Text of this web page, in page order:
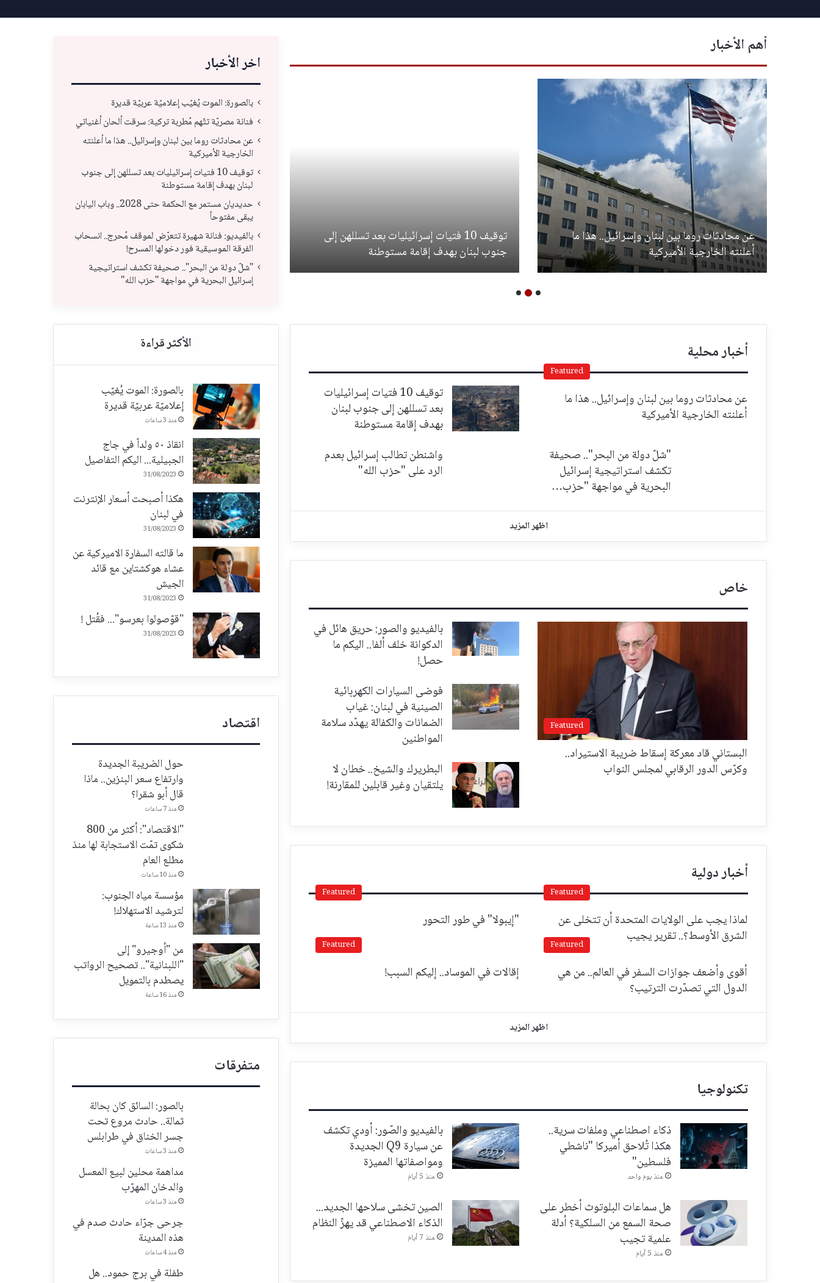
أهم الأخبار
عن محادثات روما بين لبنان وإسرائيل.. هذا ما
أعلنته الخارجية الأميركية
توقيف 10 فتيات إسرائيليات بعد تسللهن إلى
جنوب لبنان بهدف إقامة مستوطنة
حديديان مستمر مع الحكمة حتى 2028.. وباب
اليابان يبقى مفتوحاً
اخر الأخبار
بالصورة: الموت يُغيّب إعلاميّة عربيّة قديرة
فنانة مصريّة تتّهم مُطربة تركية: سرقت ألحان أغنياتي
عن محادثات روما بين لبنان وإسرائيل.. هذا ما أعلنته
الخارجية الأميركية
توقيف 10 فتيات إسرائيليات بعد تسللهن إلى جنوب
لبنان بهدف إقامة مستوطنة
حديديان مستمر مع الحكمة حتى 2028.. وباب اليابان
يبقى مفتوحاً
بالفيديو: فنانة شهيرة تتعرّض لموقف مُحرج.. انسحاب
الفرقة الموسيقية فور دخولها المسرح!
"شلّ دولة من البحر".. صحيفة تكشف استراتيجية
إسرائيل البحرية في مواجهة "حزب الله"
أخبار محلية
Featured
عن محادثات روما بين لبنان وإسرائيل.. هذا ما
أعلنته الخارجية الأميركية
توقيف 10 فتيات إسرائيليات
بعد تسللهن إلى جنوب لبنان
بهدف إقامة مستوطنة
"شلّ دولة من البحر".. صحيفة
تكشف استراتيجية إسرائيل
البحرية في مواجهة "حزب…
واشنطن تطالب إسرائيل بعدم
الرد على "حزب الله"
اظهر المزيد
خاص
Featured
البستاني قاد معركة إسقاط ضريبة الاستيراد..
وكرّس الدور الرقابي لمجلس النواب
بالفيديو والصور: حريق هائل في
الدكوانة خلف ألفا.. اليكم ما
حصل!
فوضى السيارات الكهربائية
الصينية في لبنان: غياب
الضمانات والكفالة يهدّد سلامة
المواطنين
البطريرك والشيخ.. خطان لا
يلتقيان وغير قابلين للمقارنة!
أخبار دولية
Featured
لماذا يجب على الولايات المتحدة أن تتخلى عن
الشرق الأوسط؟.. تقرير يجيب
Featured
"إيبولا" في طور التحور
Featured
أقوى وأضعف جوازات السفر في العالم.. من هي
الدول التي تصدّرت الترتيب؟
Featured
إقالات في الموساد.. إليكم السبب!
اظهر المزيد
تكنولوجيا
ذكاء اصطناعي وملفات سرية..
هكذا تُلاحق أميركا "ناشطي
فلسطين"
منذ يوم واحد
بالفيديو والصّور: أودي تكشف
عن سيارة Q9 الجديدة
ومواصفاتها المميزة
منذ 5 أيام
هل سماعات البلوتوث أخطر على
صحة السمع من السلكية؟ أدلة
علمية تجيب
منذ 5 أيام
الصين تخشى سلاحها الجديد...
الذكاء الاصطناعي قد يهزّ النظام
منذ 7 أيام
بالصورة: الموت يُغيّب
إعلاميّة عربيّة قديرة
منذ 3 ساعات
انقاذ ٥٠ ولداً في جاج
الجبيلية... اليكم التفاصيل
31/08/2023
هكذا أصبحت أسعار الإنترنت
في لبنان
31/08/2023
ما قالته السفارة الاميركية عن
عشاء هوكشتاين مع قائد
الجيش
31/08/2023
"قوّصولوا بعرسو"... فقُتل !
31/08/2023
اقتصاد
حول الضريبة الجديدة
وارتفاع سعر البنزين.. ماذا
قال أبو شقرا؟
منذ 7 ساعات
"الاقتصاد": أكثر من 800
شكوى تمّت الاستجابة لها منذ
مطلع العام
منذ 10 ساعات
مؤسسة مياه الجنوب:
لترشيد الاستهلاك!
منذ 13 ساعة
من "أوجيرو" إلى
"اللبنانية".. تصحيح الرواتب
يصطدم بالتمويل
منذ 16 ساعة
متفرقات
بالصور: السائق كان بحالة
ثمالة.. حادث مروع تحت
جسر الخناق في طرابلس
منذ 3 ساعات
مداهمة محلين لبيع المعسل
والدخان المهرّب
منذ 3 ساعات
جرحى جرّاء حادث صدم في
هذه المدينة
منذ 4 ساعات
طفلة في برج حمود.. هل